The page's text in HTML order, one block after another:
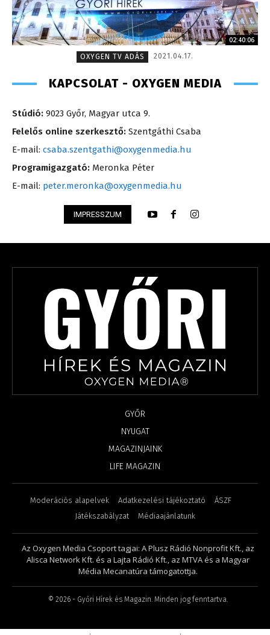
02:40:06
OXYGEN TV ADÁS
2021.04.17.
KAPCSOLAT - OXYGEN MEDIA
Stúdió: 9023 Győr, Magyar utca 9.
Felelős online szerkesztő: Szentgáthi Csaba
E-mail: csaba.szentgathi@oxygenmedia.hu
Programigazgató: Meronka Péter
E-mail: peter.meronka@oxygenmedia.hu
IMPRESSZUM
GYŐR
NYUGAT
MAGAZINJAINK
LIFE MAGAZIN
Moderációs alapelvek Adatkezelési tájékoztató
ÁSZF
Játékszabályzat
Médiaajánlatunk
Az Oxygen Media Csoport tagjai: A Plusz Rádió Nonprofit Kft., az
Alisca Network Kft. és a Lajta Rádió Kft., az MTVA és a Magyar
Média Mecanatúra támogatottja.
© 2026 - Győri Hírek és Magazin. Minden jog fenntartva.